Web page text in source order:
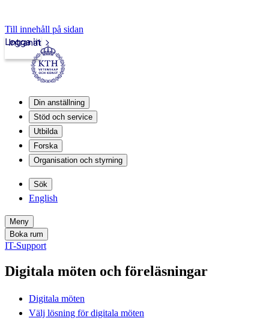
Till innehåll på sidan
Intranät
Logga in
Din anställning
Stöd och service
Utbilda
Forska
Organisation och styrning
Sök
English
Meny
Boka rum
IT-Support
Digitala möten och föreläsningar
Digitala möten
Välj lösning för digitala möten